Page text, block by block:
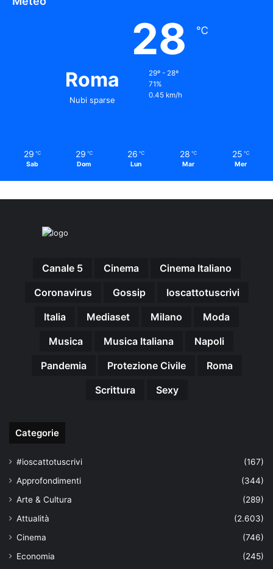
Roma
Nubi sparse
28 ℃
29º - 28º
71%
0.45 km/h
29 ℃
Sab
29 ℃
Dom
26 ℃
Lun
28 ℃
Mar
25 ℃
Mer
Canale 5 Cinema
Cinema Italiano
Coronavirus
Gossip
Ioscattotuscrivi
Italia
Mediaset Milano
Moda
Musica
Musica Italiana
Napoli
Pandemia
Protezione Civile
Roma
Scrittura
Sexy
Categorie
#ioscattotuscrivi
(167)
Approfondimenti
(344)
Arte & Cultura
(289)
Attualità
(2.603)
Cinema
(746)
Economia
(245)